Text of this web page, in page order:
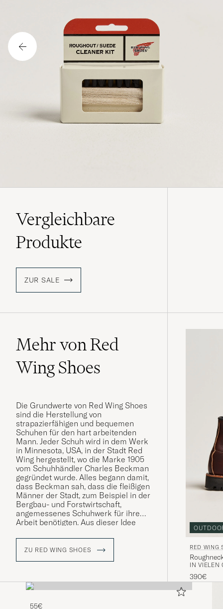
Vergleichbare
Produkte
ZUR SALE
Mehr von Red
Wing Shoes
Die Grundwerte von Red Wing Shoes
sind die Herstellung von
strapazierfähigen und bequemen
Schuhen für den hart arbeitenden
Mann. Jeder Schuh wird in dem Werk
in Minnesota, USA, in der Stadt Red
Wing hergestellt, wo die Marke 1905
vom Schuhhändler Charles Beckman
gegründet wurde. Alles begann damit,
dass Beckman sah, dass die fleißigen
Männer der Stadt, zum Beispiel in der
Bergbau- und Forstwirtschaft,
angemessenes Schuhwerk für ihre
Arbeit benötigten. Aus dieser Idee
und heute werden die Schuhe von
hartarbeitenden Männer auf den
ZU RED WING SHOES RED WING
IN VIELEN
390€
55€